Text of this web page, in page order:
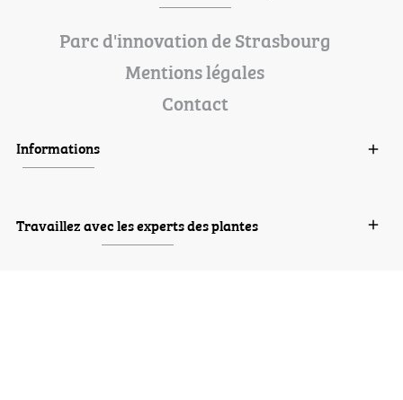
Parc d'innovation de Strasbourg
Mentions légales
Contact
Informations 
Travaillez avec les experts des plantes 